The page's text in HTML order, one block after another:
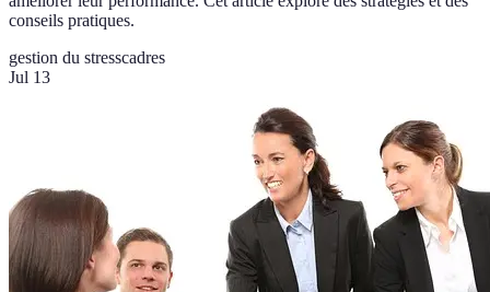
conseils pratiques.
gestion du stresscadres
Jul 13